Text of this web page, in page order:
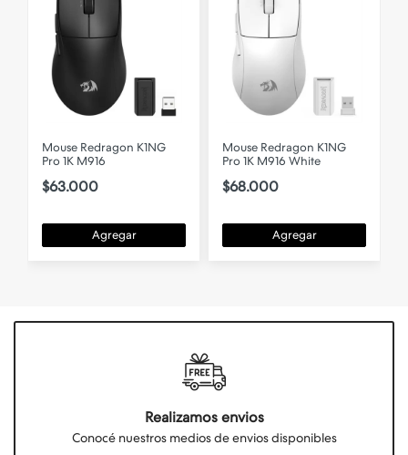
Mouse Redragon K1NG
Pro 1K M916
$63.000
Agregar
Mouse Redragon K1NG
Pro 1K M916 White
$68.000
Agregar
Realizamos envios
Conocé nuestros medios de envios disponibles